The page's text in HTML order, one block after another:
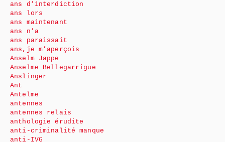
ans d’interdiction
ans lors
ans maintenant
ans n’a
ans paraissait
ans,je m’aperçois
Anselm Jappe
Anselme Bellegarrigue
Anslinger
Ant
Antelme
antennes
antennes relais
anthologie érudite
anti-criminalité manque
anti-IVG